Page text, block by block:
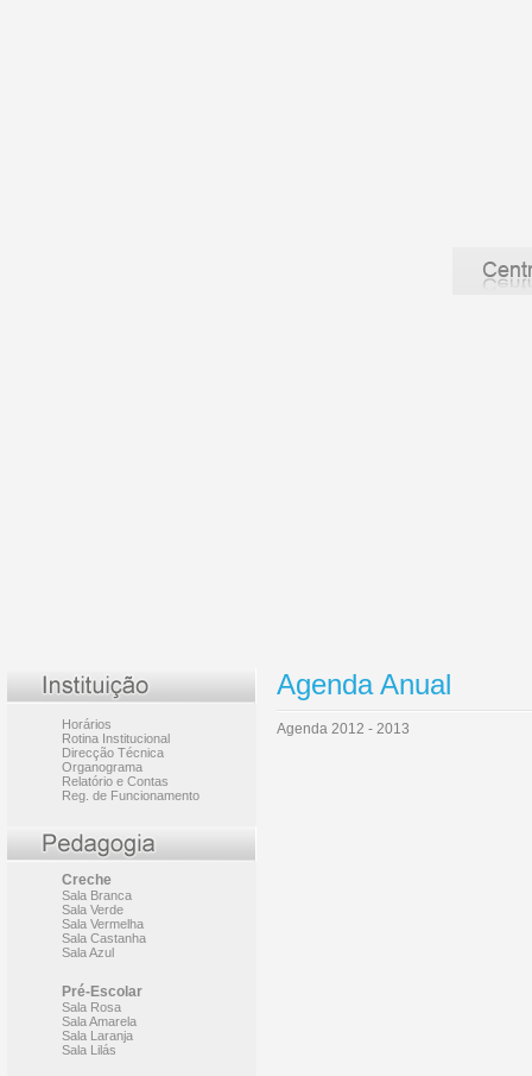
Horários
Rotina Institucional
Direcção Técnica
Organograma
Relatório e Contas
Reg. de Funcionamento
Creche
Sala Branca
Sala Verde
Sala Vermelha
Sala Castanha
Sala Azul
Pré-Escolar
Sala Rosa
Sala Amarela
Sala Laranja
Sala Lilás
Agenda Anual
Agenda 2012 - 2013